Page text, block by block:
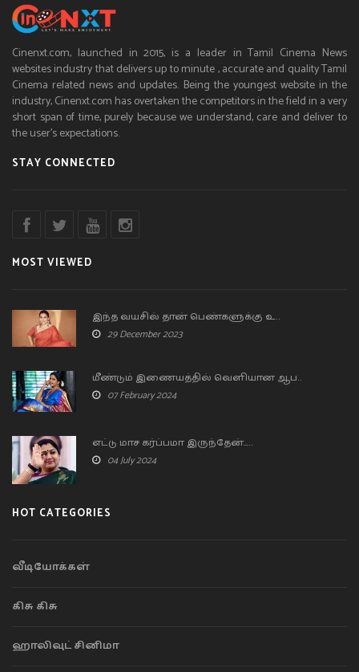
Cinenxt.com, launched in 2015, is a leader in Tamil Cinema News
websites industry that delivers up to minute , accurate and quality Tamil
Cinema related news and updates. Being the youngest website in the
industry, Cinenxt.com has overtaken the competitors in the field in a very
short span of time, purely because we understand, care and deliver to
the user’s expectations.
STAY CONNECTED
MOST VIEWED
இந்த வயசில் தான் பெண்களுக்கு உ..
29 December 2023
மீண்டும் இணையத்தில் வெளியான ஆப..
07 February 2024
எட்டு மாச கர்ப்பமா இருந்தேன்…..
04 July 2024
HOT CATEGORIES
வீடியோக்கள்
கிசு கிசு
ஹாலிவுட் சினிமா